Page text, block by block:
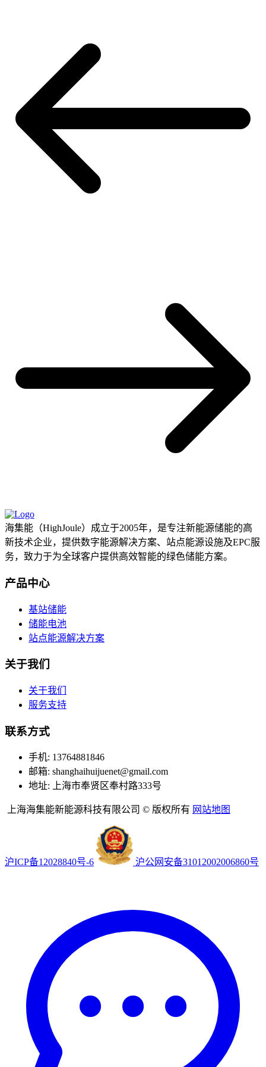
海集能（HighJoule）成立于2005年，是专注新能源储能的高
新技术企业，提供数字能源解决方案、站点能源设施及EPC服
务，致力于为全球客户提供高效智能的绿色储能方案。
产品中心
基站储能
储能电池
站点能源解决方案
关于我们
关于我们
服务支持
联系方式
手机: 13764881846
邮箱: shanghaihuijuenet@gmail.com
地址: 上海市奉贤区奉村路333号
上海海集能新能源科技有限公司 © 版权所有 网站地图
沪ICP备12028840号-6 沪公网安备31012002006860号